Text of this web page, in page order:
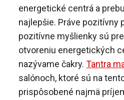
energetické centrá a
najlepšie. Práve pozitívny
pozitívne myšlienky sú
otvoreniu energetických
nazývame čakry.Tantra
salónoch, ktoré sú na
prispôsobené najmä